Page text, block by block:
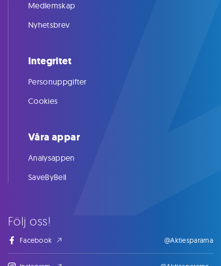
Följ oss!
Facebook @Aktiespararna
Medlemskap
Nyhetsbrev
Integritet
Personuppgifter
Cookies
Våra appar
Analysappen
SaveByBell